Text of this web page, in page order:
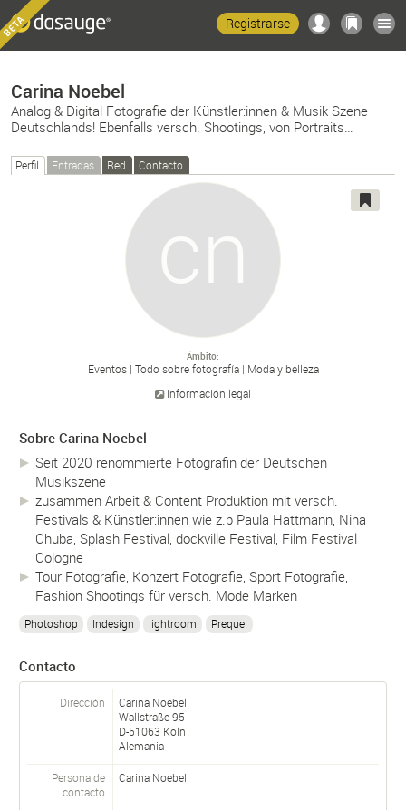
Registrarse
Carina Noebel
Analog & Digital Fotografie der Künstler:innen & Musik Szene
Deutschlands! Ebenfalls versch. Shootings, von Portraits…
Perfil Entradas Red Contacto
Ámbito
Eventos Todo sobre fotografía
Moda y belleza
Información legal
Sobre Carina Noebel
Seit 2020 renommierte Fotografin der Deutschen
Musikszene
zusammen Arbeit & Content Produktion mit versch.
Festivals & Künstler:innen wie z.b Paula Hattmann, Nina
Chuba, Splash Festival, dockville Festival, Film Festival
Cologne
Tour Fotografie, Konzert Fotografie, Sport Fotografie,
Fashion Shootings für versch. Mode Marken
Photoshop Indesign lightroom Prequel
Contacto
Dirección
Carina Noebel
Wallstraße 95
D-51063 Köln
Alemania
Persona de
contacto
Carina Noebel